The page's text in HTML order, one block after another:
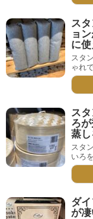
ス
ョ
に
スタ
ゃれ
ス
ろ
蒸し
スタ
いろ
ダ
が凄